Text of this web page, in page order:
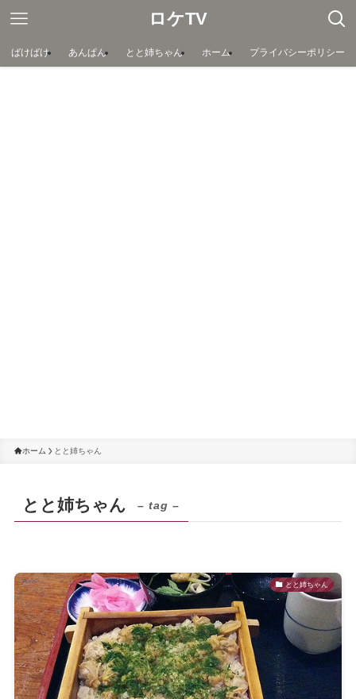
ロケTV
ばけばけ あんぱん とと姉ちゃん ホーム プライバシーポリシー
ホーム とと姉ちゃん
とと姉ちゃん – tag –
とと姉ちゃん